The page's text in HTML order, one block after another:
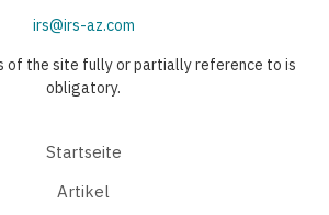
irs@irs-az.com
of the site fully or partially reference to is
obligatory.
Startseite
Artikel